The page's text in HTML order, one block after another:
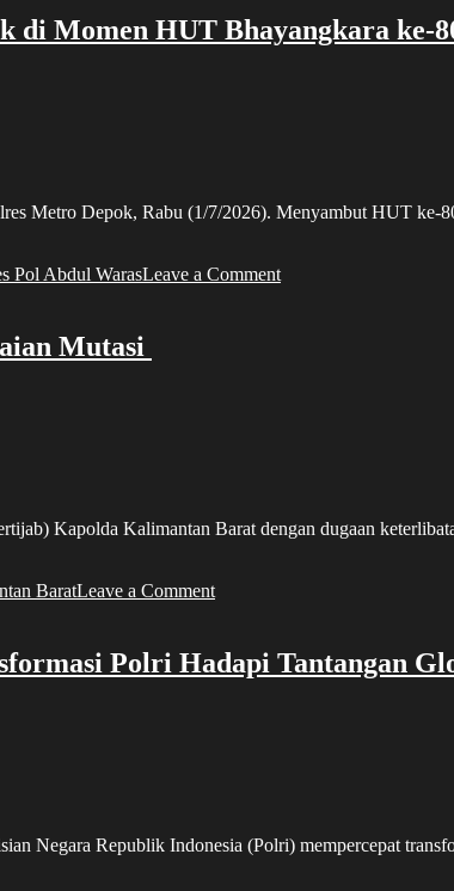
Bhayangkara
ke-
Bersama
Hiburan
di Momen HUT Bhayangkara ke-
Metro Depok, Rabu (1/7/2026). Menyambut HUT
Pol Abdul WarasLeave a Commenton
Bhayangkara
Mutasi
Kapolda Kalimantan Barat dengan dugaan
BaratLeave a Commenton
Kalbar
dan
Polri Hadapi Tantangan
Republik Indonesia (Polri) mempercepat